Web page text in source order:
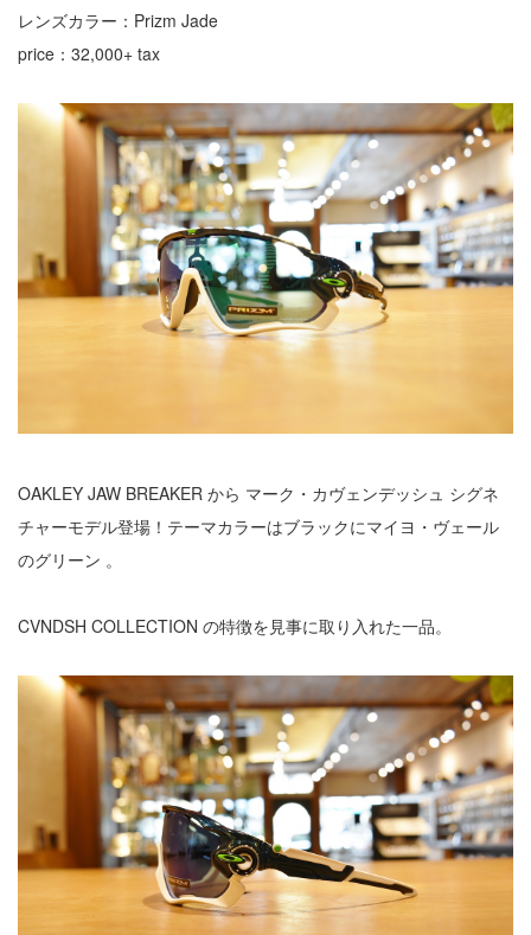
レンズカラー：Prizm Jade
price：32,000+ tax
OAKLEY JAW BREAKER から マーク・カヴェンデッシュ シグネ
チャーモデル登場！テーマカラーはブラックにマイヨ・ヴェール
のグリーン 。
CVNDSH COLLECTION の特徴を見事に取り入れた一品。